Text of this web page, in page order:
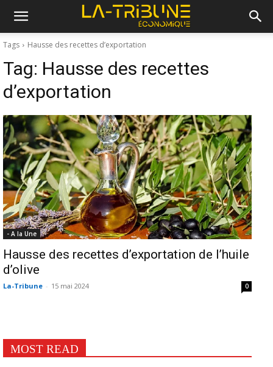
Tags Hausse des recettes d’exportation
Tag: Hausse des recettes
d’exportation
- A la Une
Hausse des recettes d’exportation de l’huile
d’olive
La-Tribune - 15 mai 2024 0
MOST READ